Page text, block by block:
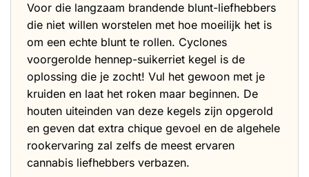
Voor die langzaam brandende blunt-liefhebbers
die niet willen worstelen met hoe moeilijk het is
om een ​​echte blunt te rollen. Cyclones
voorgerolde hennep-suikerriet kegel is de
oplossing die je zocht! Vul het gewoon met je
kruiden en laat het roken maar beginnen. De
houten uiteinden van deze kegels zijn opgerold
en geven dat extra chique gevoel en de algehele
rookervaring zal zelfs de meest ervaren
cannabis liefhebbers verbazen.